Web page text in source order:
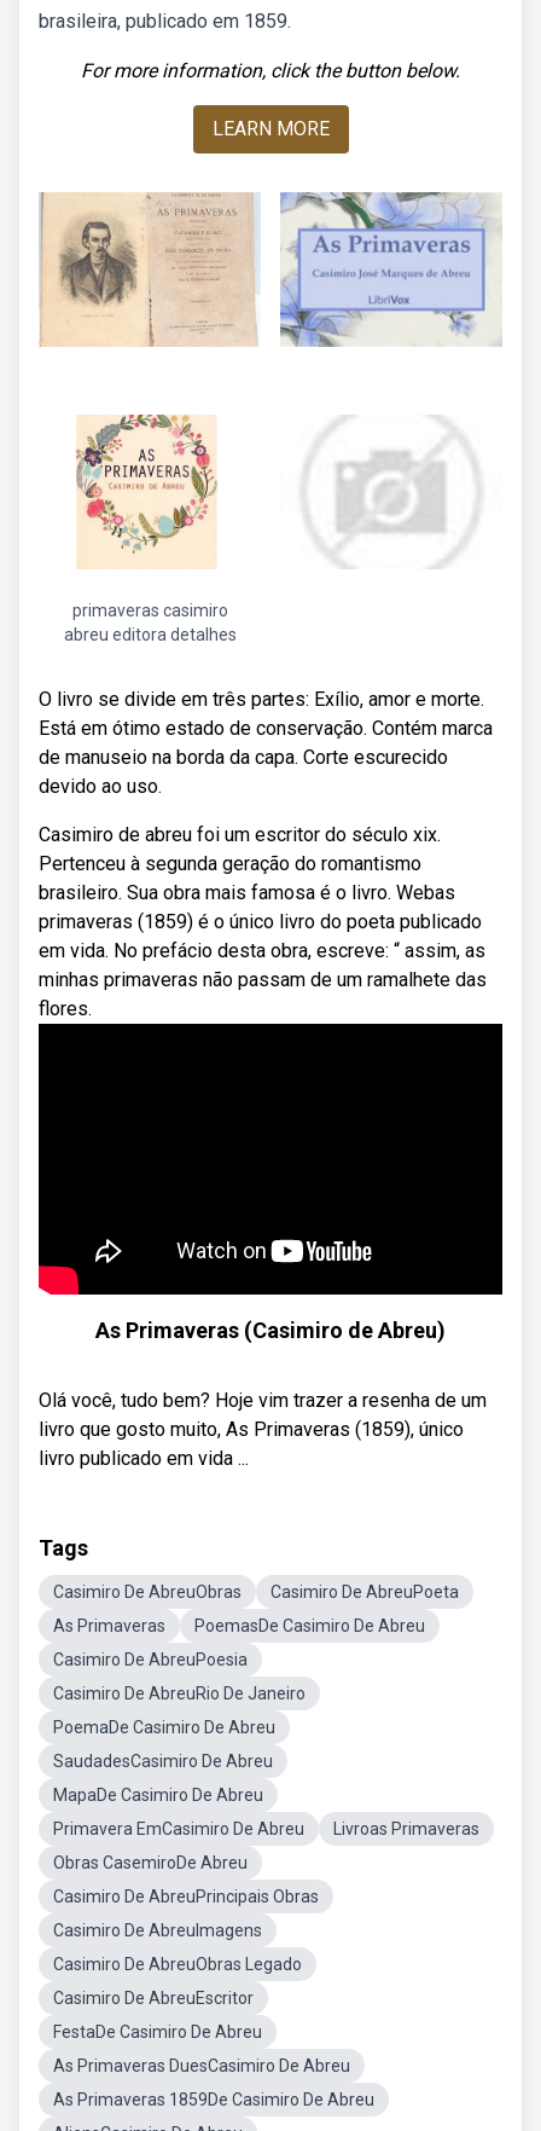
brasileira, publicado em 1859.
For more information, click the button below.
LEARN MORE
primaveras casimiro
abreu editora detalhes
O livro se divide em três partes: Exílio, amor e morte.
Está em ótimo estado de conservação. Contém marca
de manuseio na borda da capa. Corte escurecido
devido ao uso.
Casimiro de abreu foi um escritor do século xix.
Pertenceu à segunda geração do romantismo
brasileiro. Sua obra mais famosa é o livro. Webas
primaveras (1859) é o único livro do poeta publicado
em vida. No prefácio desta obra, escreve: “ assim, as
minhas primaveras não passam de um ramalhete das
flores.
As Primaveras (Casimiro de Abreu)
Olá você, tudo bem? Hoje vim trazer a resenha de um
livro que gosto muito, As Primaveras (1859), único
livro publicado em vida ...
Tags
Casimiro De AbreuObras
Casimiro De AbreuPoeta
As Primaveras
PoemasDe Casimiro De Abreu
Casimiro De AbreuPoesia
Casimiro De AbreuRio De Janeiro
PoemaDe Casimiro De Abreu
SaudadesCasimiro De Abreu
MapaDe Casimiro De Abreu
Primavera EmCasimiro De Abreu
Livroas Primaveras
Obras CasemiroDe Abreu
Casimiro De AbreuPrincipais Obras
Casimiro De AbreuImagens
Casimiro De AbreuObras Legado
Casimiro De AbreuEscritor
FestaDe Casimiro De Abreu
As Primaveras DuesCasimiro De Abreu
As Primaveras 1859De Casimiro De Abreu